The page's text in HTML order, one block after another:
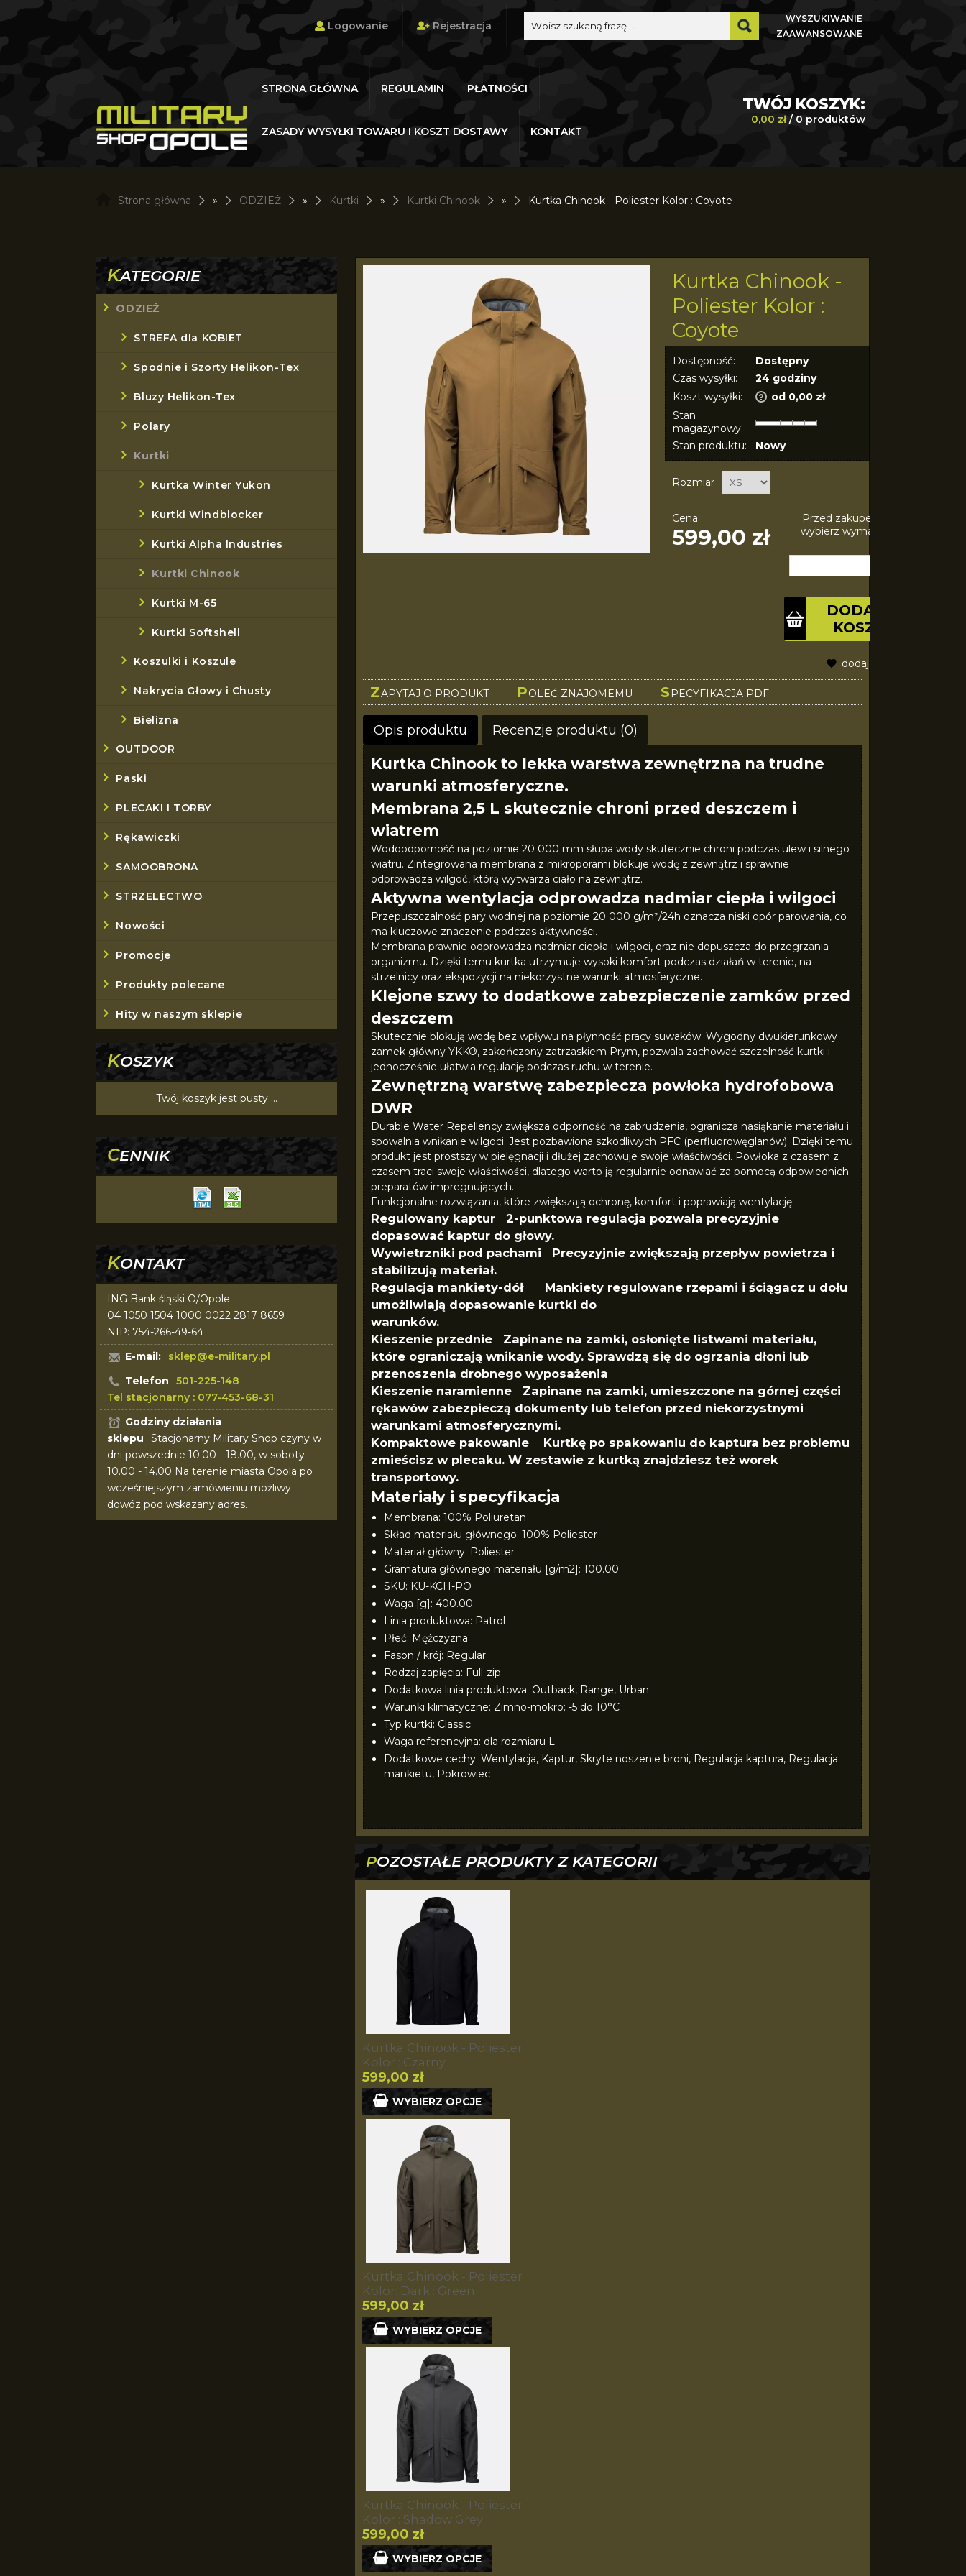
Logowanie Rejestracja
WYSZUKIWANIE
ZAAWANSOWANE
STRONA GŁÓWNA REGULAMIN PŁATNOŚCI
ZASADY WYSYŁKI TOWARU I KOSZT DOSTAWY KONTAKT
TWÓJ KOSZYK:
0,00 zł/ 0 produktów
Strona główna » ODZIEŻ » Kurtki » Kurtki Chinook » Kurtka Chinook - Poliester Kolor : Coyote
KATEGORIE
ODZIEŻ
STREFA dla KOBIET
Spodnie i Szorty Helikon-Tex
Bluzy Helikon-Tex
Polary
Kurtki
Kurtka Winter Yukon
Kurtki Windblocker
Kurtki Alpha Industries
Kurtki Chinook
Kurtki M-65
Kurtki Softshell
Koszulki i Koszule
Nakrycia Głowy i Chusty
Bielizna
OUTDOOR
Paski
PLECAKI I TORBY
Rękawiczki
SAMOOBRONA
STRZELECTWO
Nowości
Promocje
Produkty polecane
Hity w naszym sklepie
KOSZYK
Twój koszyk jest pusty ...
CENNIK
KONTAKT
ING Bank śląski O/Opole
04 1050 1504 1000 0022 2817 8659
NIP: 754-266-49-64
E-mail:
sklep@e-military.pl
Telefon
501-225-148
Tel stacjonarny : 077-453-68-31
Godziny działania
sklepu
Stacjonarny Military Shop czyny w
dni powszednie 10.00 - 18.00, w soboty
10.00 - 14.00 Na terenie miasta Opola po
wcześniejszym zamówieniu możliwy
dowóz pod wskazany adres.
Kurtka Chinook -
Poliester Kolor :
Coyote
Dostępność:
Dostępny
Czas wysyłki:
24 godziny
Koszt wysyłki:
od 0,00 zł
Stan
magazynowy:
Stan produktu:
Nowy
Rozmiar
Cena:
599,00 zł
Przed zakupem produktu
wybierz wymagane opcje.
DODAJ DO
KOSZYKA
dodaj do schowka
ZAPYTAJ O PRODUKT POLEĆ ZNAJOMEMU S PECYFIKACJA PDF
Opis produktu Recenzje produktu (0)
Kurtka Chinook to lekka warstwa zewnętrzna na trudne
warunki atmosferyczne.
Membrana 2,5 L skutecznie chroni przed deszczem i
wiatrem
Wodoodporność na poziomie 20 000 mm słupa wody skutecznie chroni podczas ulew i silnego
wiatru. Zintegrowana membrana z mikroporami blokuje wodę z zewnątrz i sprawnie
odprowadza wilgoć, którą wytwarza ciało na zewnątrz.
Aktywna wentylacja odprowadza nadmiar ciepła i wilgoci
Przepuszczalność pary wodnej na poziomie 20 000 g/m²/24h oznacza niski opór parowania, co
ma kluczowe znaczenie podczas aktywności.
Membrana prawnie odprowadza nadmiar ciepła i wilgoci, oraz nie dopuszcza do przegrzania
organizmu. Dzięki temu kurtka utrzymuje wysoki komfort podczas działań w terenie, na
strzelnicy oraz ekspozycji na niekorzystne warunki atmosferyczne.
Klejone szwy to dodatkowe zabezpieczenie zamków przed
deszczem
Skutecznie blokują wodę bez wpływu na płynność pracy suwaków. Wygodny dwukierunkowy
zamek główny YKK®, zakończony zatrzaskiem Prym, pozwala zachować szczelność kurtki i
jednocześnie ułatwia regulację podczas ruchu w terenie.
Zewnętrzną warstwę zabezpiecza powłoka hydrofobowa
DWR
Durable Water Repellency zwiększa odporność na zabrudzenia, ogranicza nasiąkanie materiału i
spowalnia wnikanie wilgoci. Jest pozbawiona szkodliwych PFC (perfluorowęglanów). Dzięki temu
produkt jest prostszy w pielęgnacji i dłużej zachowuje swoje właściwości. Powłoka z czasem z
czasem traci swoje właściwości, dlatego warto ją regularnie odnawiać za pomocą odpowiednich
preparatów impregnujących.
Funkcjonalne rozwiązania, które zwiększają ochronę, komfort i poprawiają wentylację.
Regulowany kaptur 2-punktowa regulacja pozwala precyzyjnie
dopasować kaptur do głowy.
Wywietrzniki pod pachami Precyzyjnie zwiększają przepływ powietrza i
stabilizują materiał.
Regulacja mankiety-dół Mankiety regulowane rzepami i ściągacz u dołu
umożliwiają dopasowanie kurtki do
warunków.
Kieszenie przednie Zapinane na zamki, osłonięte listwami materiału,
które ograniczają wnikanie wody. Sprawdzą się do ogrzania dłoni lub
przenoszenia drobnego wyposażenia
Kieszenie naramienne Zapinane na zamki, umieszczone na górnej części
rękawów zabezpieczą dokumenty lub telefon przed niekorzystnymi
warunkami atmosferycznymi.
Kompaktowe pakowanie Kurtkę po spakowaniu do kaptura bez problemu
zmieścisz w plecaku. W zestawie z kurtką znajdziesz też worek
transportowy.
Materiały i specyfikacja
Membrana: 100% Poliuretan
Skład materiału głównego: 100% Poliester
Materiał główny: Poliester
Gramatura głównego materiału [g/m2]: 100.00
SKU: KU-KCH-PO
Waga [g]: 400.00
Linia produktowa: Patrol
Płeć: Mężczyzna
Fason / krój: Regular
Rodzaj zapięcia: Full-zip
Dodatkowa linia produktowa: Outback, Range, Urban
Warunki klimatyczne: Zimno-mokro: -5 do 10°C
Typ kurtki: Classic
Waga referencyjna: dla rozmiaru L
Dodatkowe cechy: Wentylacja, Kaptur, Skryte noszenie broni, Regulacja kaptura, Regulacja
mankietu, Pokrowiec
POZOSTAŁE PRODUKTY Z KATEGORII
Kurtka Chinook - Poliester
Kolor : Czarny
599,00 zł
WYBIERZ OPCJE
Kurtka Chinook - Poliester
Kolor: Dark : Green
599,00 zł
WYBIERZ OPCJE
Kurtka Chinook - Poliester
Kolor : Shadow Grey
599,00 zł
WYBIERZ OPCJE